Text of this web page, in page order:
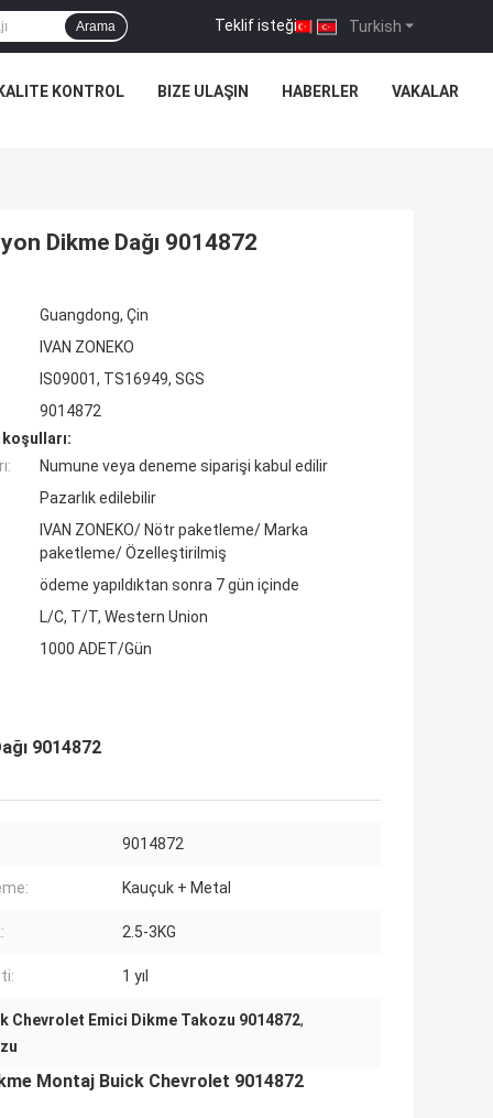
Turkish
Teklif isteği |
Arama
KONTROL BIZE ULAŞIN HABERLER VAKALAR
Dikme Dağı 9014872
Guangdong, Çin
IVAN ZONEKO
IS09001, TS16949, SGS
9014872
Numune veya deneme siparişi kabul edilir
Pazarlık edilebilir
IVAN ZONEKO/ Nötr paketleme/ Marka
paketleme/ Özelleştirilmiş
ödeme yapıldıktan sonra 7 gün içinde
L/C, T/T, Western Union
1000 ADET/Gün
9014872
9014872
Kauçuk + Metal
2.5-3KG
1 yıl
Chevrolet Emici Dikme Takozu 9014872,
Montaj Buick Chevrolet 9014872